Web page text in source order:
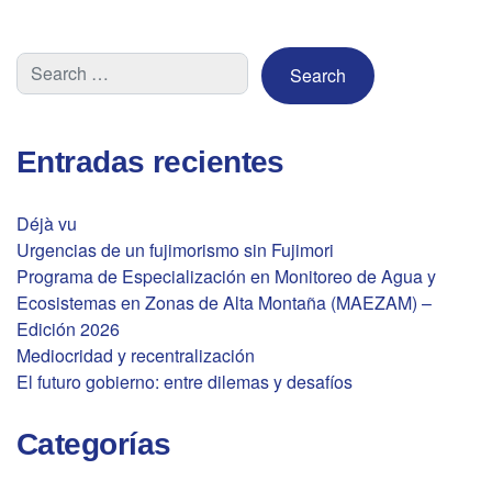
Entradas recientes
Déjà vu
Urgencias de un fujimorismo sin Fujimori
Programa de Especialización en Monitoreo de Agua y
Ecosistemas en Zonas de Alta Montaña (MAEZAM) –
Edición 2026
Mediocridad y recentralización
El futuro gobierno: entre dilemas y desafíos
Categorías